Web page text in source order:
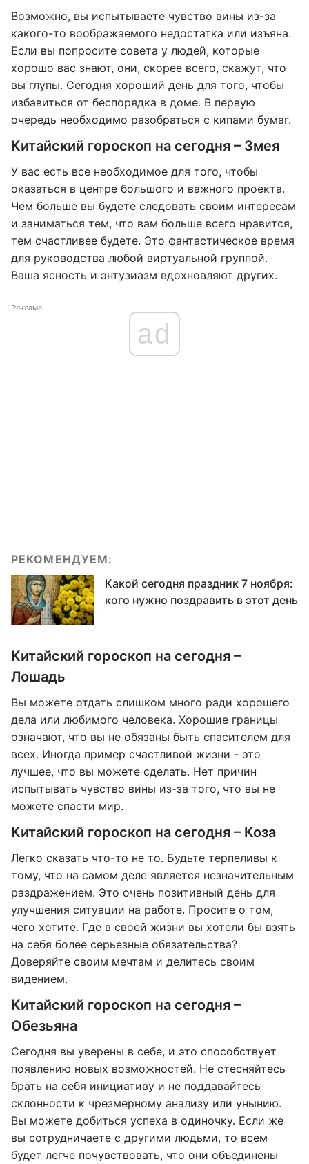
Возможно, вы испытываете чувство вины из-за
какого-то воображаемого недостатка или изъяна.
Если вы попросите совета у людей, которые
хорошо вас знают, они, скорее всего, скажут, что
вы глупы. Сегодня хороший день для того, чтобы
избавиться от беспорядка в доме. В первую
очередь необходимо разобраться с кипами бумаг.
Китайский гороскоп на сегодня – Змея
У вас есть все необходимое для того, чтобы
оказаться в центре большого и важного проекта.
Чем больше вы будете следовать своим интересам
и заниматься тем, что вам больше всего нравится,
тем счастливее будете. Это фантастическое время
для руководства любой виртуальной группой.
Ваша ясность и энтузиазм вдохновляют других.
Реклама
ad
РЕКОМЕНДУЕМ:
Какой сегодня праздник 7 ноября:
кого нужно поздравить в этот день
Китайский гороскоп на сегодня –
Лошадь
Вы можете отдать слишком много ради хорошего
дела или любимого человека. Хорошие границы
означают, что вы не обязаны быть спасителем для
всех. Иногда пример счастливой жизни - это
лучшее, что вы можете сделать. Нет причин
испытывать чувство вины из-за того, что вы не
можете спасти мир.
Китайский гороскоп на сегодня – Коза
Легко сказать что-то не то. Будьте терпеливы к
тому, что на самом деле является незначительным
раздражением. Это очень позитивный день для
улучшения ситуации на работе. Просите о том,
чего хотите. Где в своей жизни вы хотели бы взять
на себя более серьезные обязательства?
Доверяйте своим мечтам и делитесь своим
видением.
Китайский гороскоп на сегодня –
Обезьяна
Сегодня вы уверены в себе, и это способствует
появлению новых возможностей. Не стесняйтесь
брать на себя инициативу и не поддавайтесь
склонности к чрезмерному анализу или унынию.
Вы можете добиться успеха в одиночку. Если же
вы сотрудничаете с другими людьми, то всем
будет легче почувствовать, что они объединены